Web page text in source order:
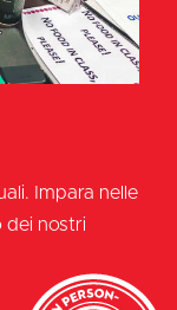
Impara nelle
dei nostri